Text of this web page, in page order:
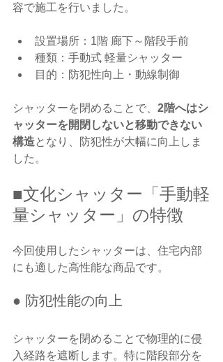
容で施工を行いました。
設置場所：1階 廊下～階段手前
種類：手動式 軽量シャッター
目的：防犯性向上・動線制御
シャッターを閉めることで、 2階へはシ
ャッターを開閉しないと移動できない
構造となり、防犯性が大幅に向上しま
した。
■文化シャッター「手動軽
量シャッター」の特徴
今回使用したシャッターは、住宅内部
にも適した高性能な商品です。
● 防犯性能の向上
シャッターを閉めることで物理的に侵
入経路を遮断します。特に階段部分を